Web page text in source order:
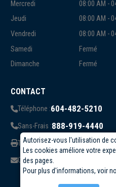
Autorisez-vous l'utilisation de
Les cookies améliore votre
des pages.
Pour plus d'informations, voir
Mercredi
08:00 AM -
Jeudi
08:00 AM -
Vendredi
08:00 AM -
Samedi
Fermé
Dimanche
Fermé
CONTACT
Téléphone :604-482-5210
Sans-Frais :888-919-4440
Télécopieur:819-823-1006
Courriel:info@circuittest.com